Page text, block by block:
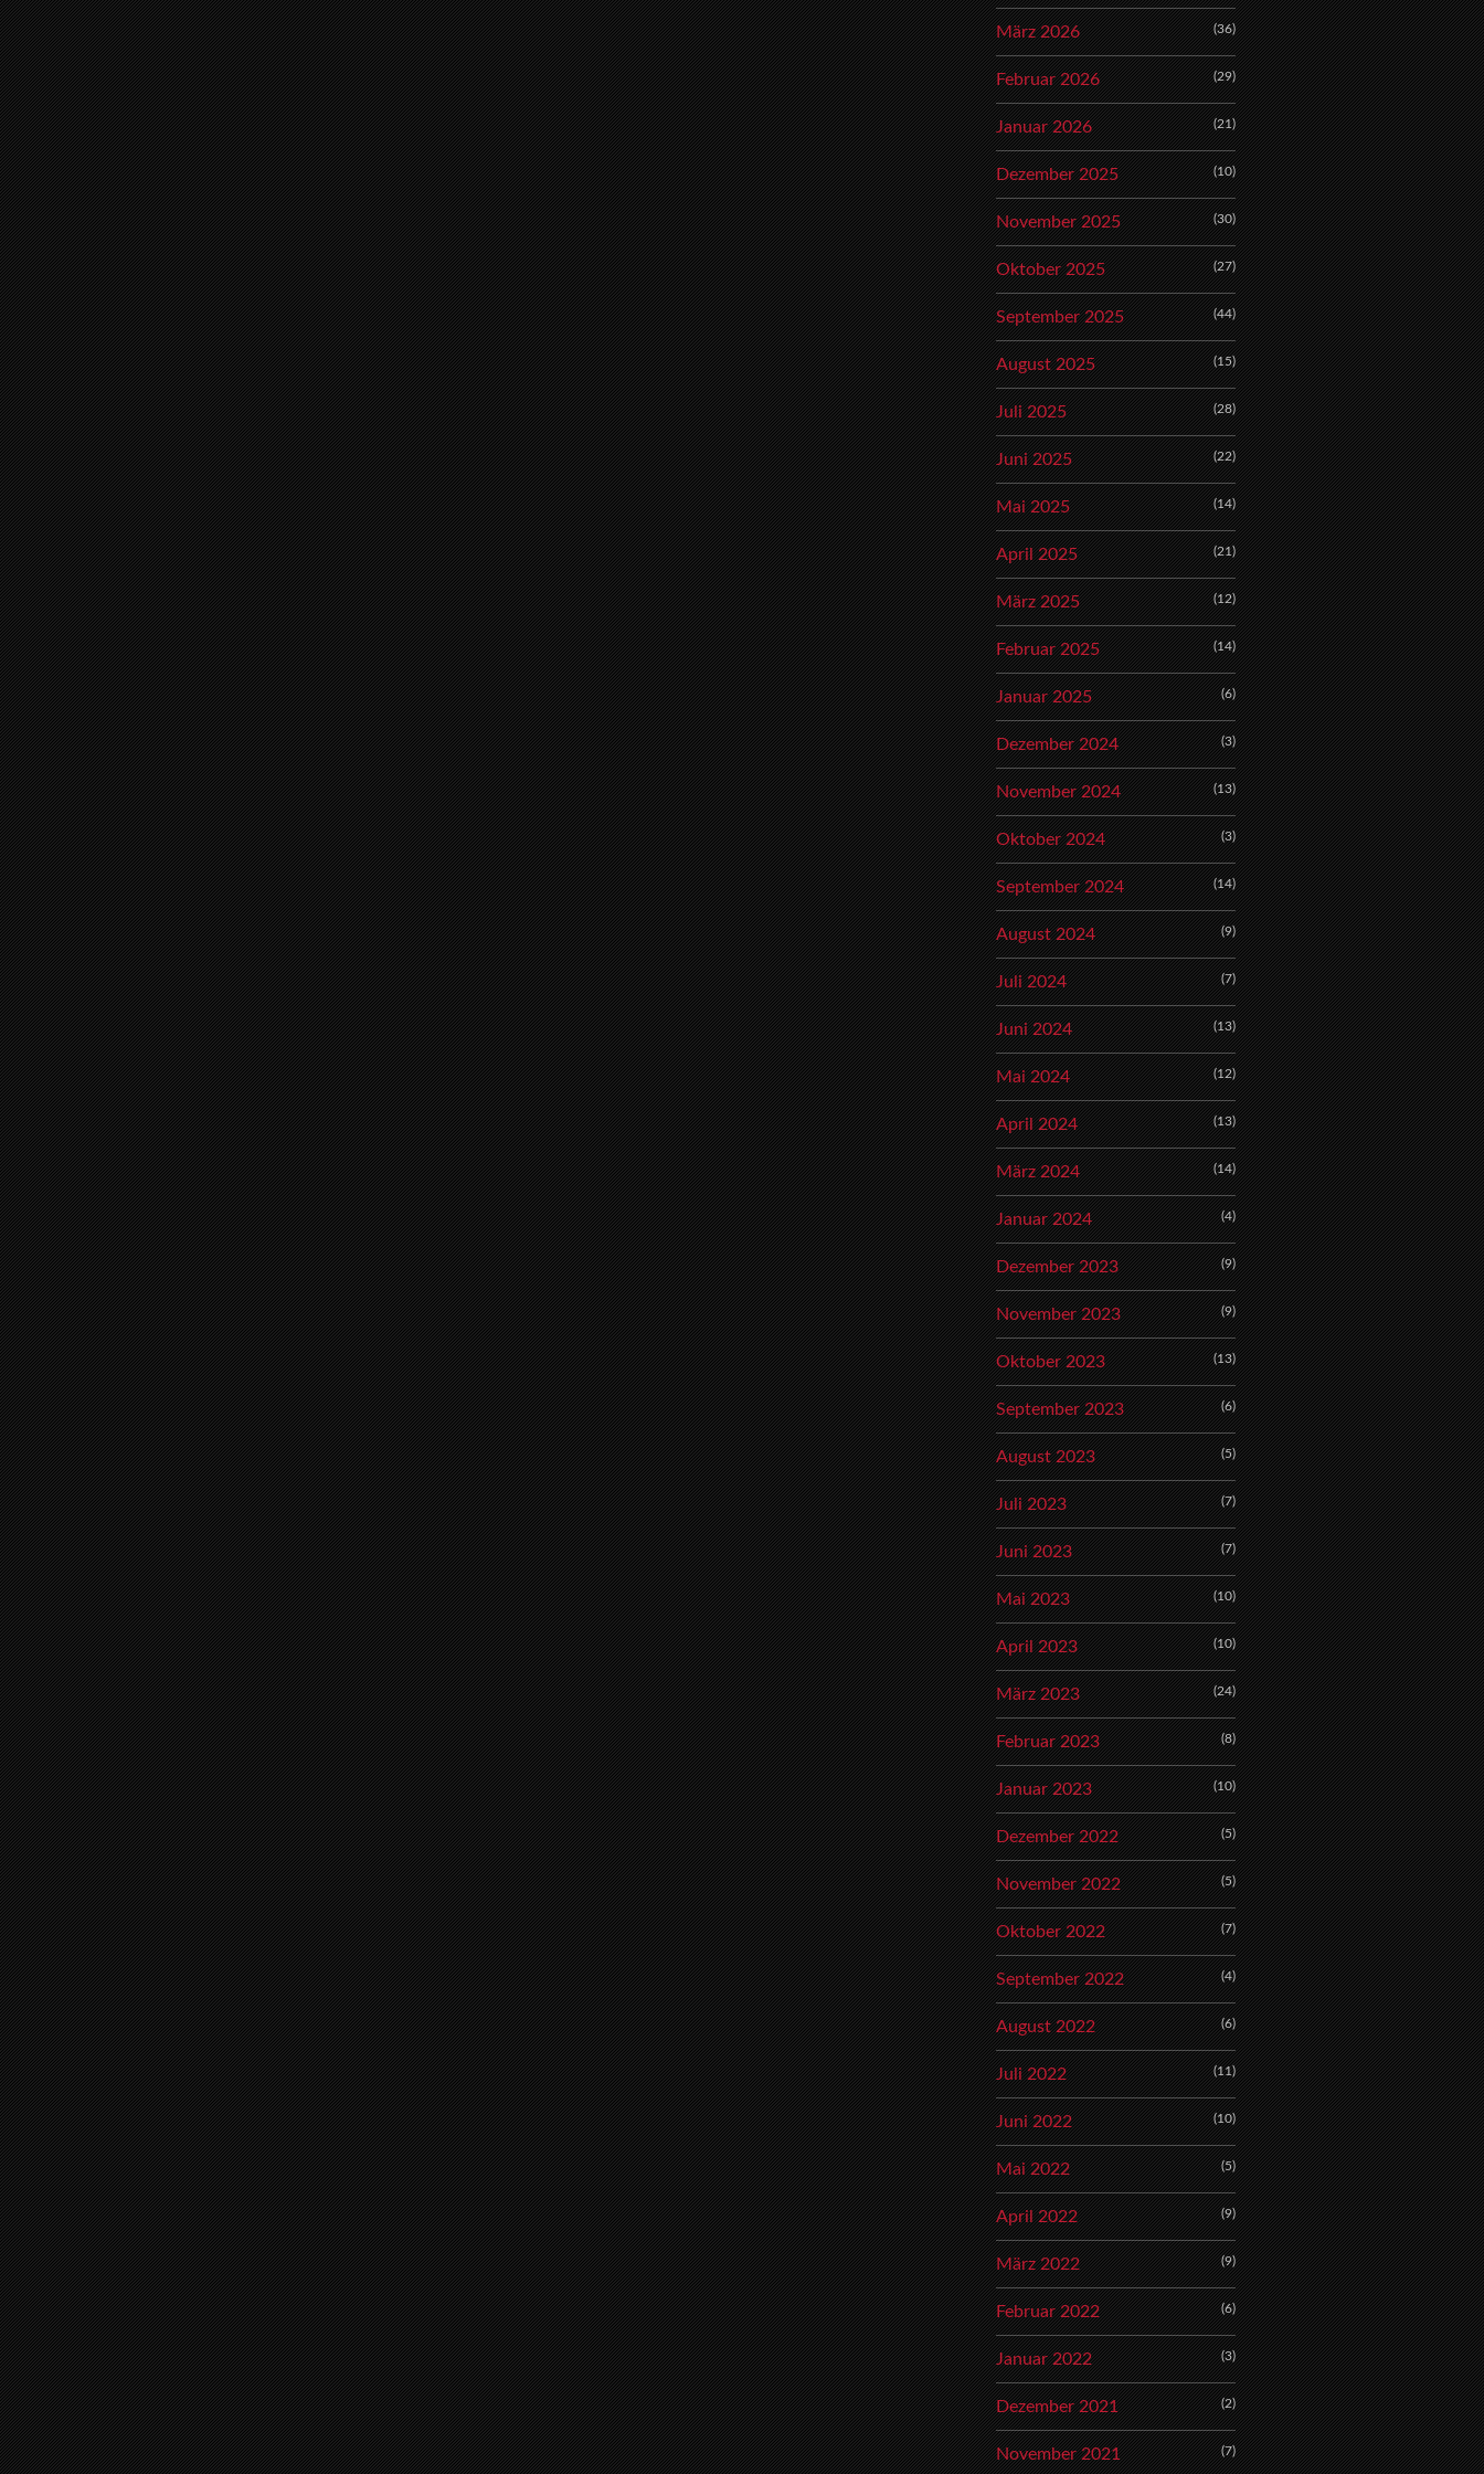
März 2026 (36)
Februar 2026 (29)
Januar 2026 (21)
Dezember 2025 (10)
November 2025 (30)
Oktober 2025 (27)
September 2025 (44)
August 2025 (15)
Juli 2025 (28)
Juni 2025 (22)
Mai 2025 (14)
April 2025 (21)
März 2025 (12)
Februar 2025 (14)
Januar 2025 (6)
Dezember 2024 (3)
November 2024 (13)
Oktober 2024 (3)
September 2024 (14)
August 2024 (9)
Juli 2024 (7)
Juni 2024 (13)
Mai 2024 (12)
April 2024 (13)
März 2024 (14)
Januar 2024 (4)
Dezember 2023 (9)
November 2023 (9)
Oktober 2023 (13)
September 2023 (6)
August 2023 (5)
Juli 2023 (7)
Juni 2023 (7)
Mai 2023 (10)
April 2023 (10)
März 2023 (24)
Februar 2023 (8)
Januar 2023 (10)
Dezember 2022 (5)
November 2022 (5)
Oktober 2022 (7)
September 2022 (4)
August 2022 (6)
Juli 2022 (11)
Juni 2022 (10)
Mai 2022 (5)
April 2022 (9)
März 2022 (9)
Februar 2022 (6)
Januar 2022 (3)
Dezember 2021 (2)
November 2021 (7)